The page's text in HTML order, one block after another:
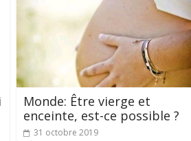
Monde: Être vierge et
enceinte, est-ce possible ?
31 octobre 2019